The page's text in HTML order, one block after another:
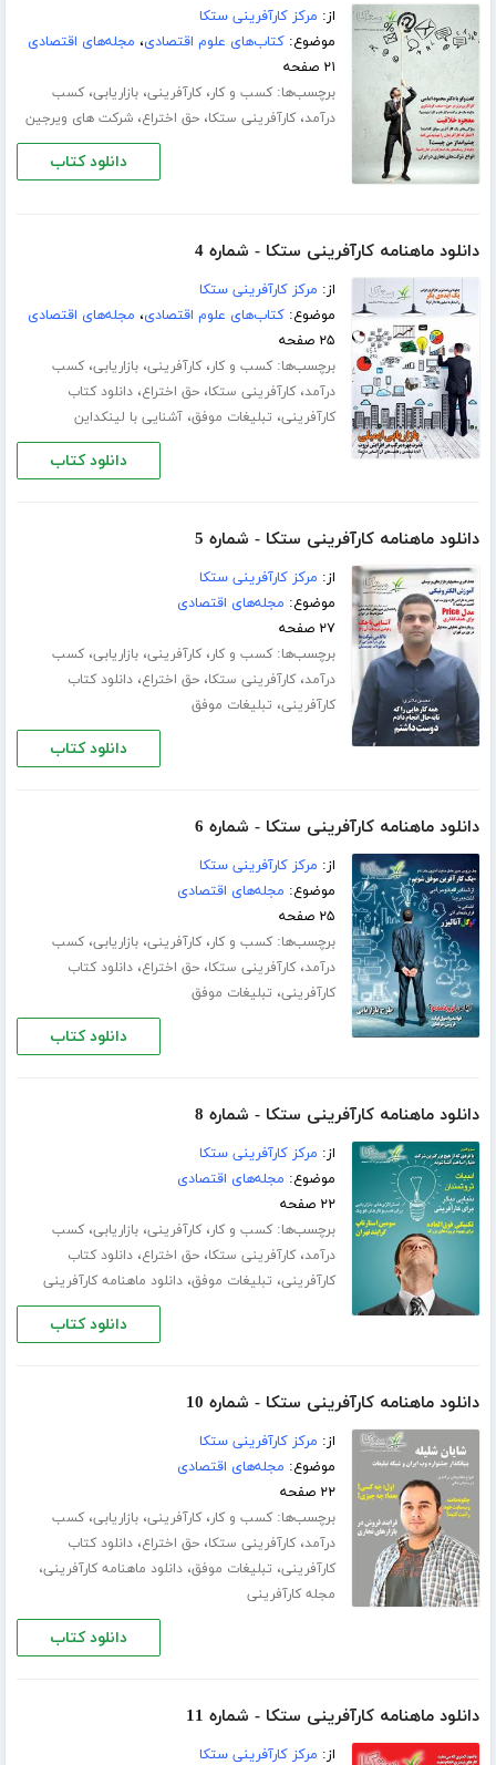
از: مرکز کارآفرینی ستکا
موضوع:کتاب‌های علوم اقتصادی، مجله‌های اقتصادی
۲۱ صفحه
برچسب‌ها:کسب و کار،کارآفرینی،بازاریابی،کسب
درآمد،کارآفرینی ستکا،حق اختراع،شرکت های ویرجین
دانلود کتاب
دانلود ماهنامه کارآفرینی ستکا - شماره 4
از: مرکز کارآفرینی ستکا
موضوع:کتاب‌های علوم اقتصادی، مجله‌های اقتصادی
۲۵ صفحه
برچسب‌ها:کسب و کار،کارآفرینی،بازاریابی،کسب
درآمد،کارآفرینی ستکا،حق اختراع،دانلود کتاب
کارآفرینی، تبلیغات موفق،آشنایی با لینکداین
دانلود کتاب
دانلود ماهنامه کارآفرینی ستکا - شماره 5
از: مرکز کارآفرینی ستکا
موضوع: مجله‌های اقتصادی
۲۷ صفحه
برچسب‌ها:کسب و کار،کارآفرینی،بازاریابی،کسب
درآمد،کارآفرینی ستکا،حق اختراع،دانلود کتاب
کارآفرینی، تبلیغات موفق
دانلود کتاب
دانلود ماهنامه کارآفرینی ستکا - شماره 6
از: مرکز کارآفرینی ستکا
موضوع: مجله‌های اقتصادی
۲۵ صفحه
برچسب‌ها:کسب و کار،کارآفرینی،بازاریابی،کسب
درآمد،کارآفرینی ستکا،حق اختراع،دانلود کتاب
کارآفرینی، تبلیغات موفق
دانلود کتاب
دانلود ماهنامه کارآفرینی ستکا - شماره 8
از: مرکز کارآفرینی ستکا
موضوع: مجله‌های اقتصادی
۲۲ صفحه
برچسب‌ها:کسب و کار،کارآفرینی،بازاریابی،کسب
درآمد،کارآفرینی ستکا،حق اختراع،دانلود کتاب
کارآفرینی، تبلیغات موفق،دانلود ماهنامه کارآفرینی
دانلود کتاب
دانلود ماهنامه کارآفرینی ستکا - شماره 10
از: مرکز کارآفرینی ستکا
موضوع: مجله‌های اقتصادی
۲۲ صفحه
برچسب‌ها:کسب و کار،کارآفرینی،بازاریابی،کسب
درآمد،کارآفرینی ستکا،حق اختراع،دانلود کتاب
کارآفرینی، تبلیغات موفق،دانلود ماهنامه کارآفرینی،
مجله کارآفرینی
دانلود کتاب
دانلود ماهنامه کارآفرینی ستکا - شماره 11
از: مرکز کارآفرینی ستکا